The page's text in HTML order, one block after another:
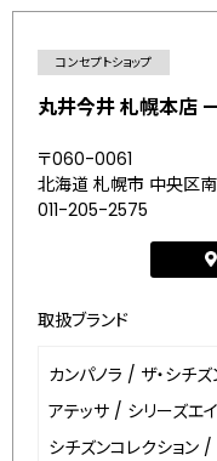
コンセプトショップ
丸井今井 札幌本店
〒060-0061
北海道 札幌市 中央区南
011-205-2575
取扱ブランド
カンパノラ / ザ・シチズ
アテッサ / シリーズエ
シチズンコレクション /